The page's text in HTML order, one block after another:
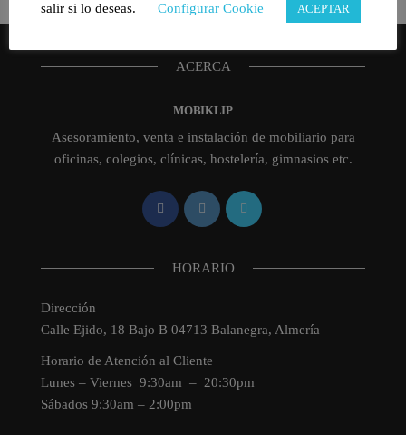
ACERCA
MOBIKLIP
Asesoramiento, venta e instalación de mobiliario para
oficinas, colegios, clínicas, hostelería, gimnasios etc.
HORARIO
Dirección
Calle Ejido, 18 Bajo B 04713 Balanegra, Almería
Horario de Atención al Cliente
Lunes – Viernes 9:30am – 20:30pm
Sábados 9:30am – 2:00pm
salir si lo deseas.
Configurar Cookie ACEPTAR